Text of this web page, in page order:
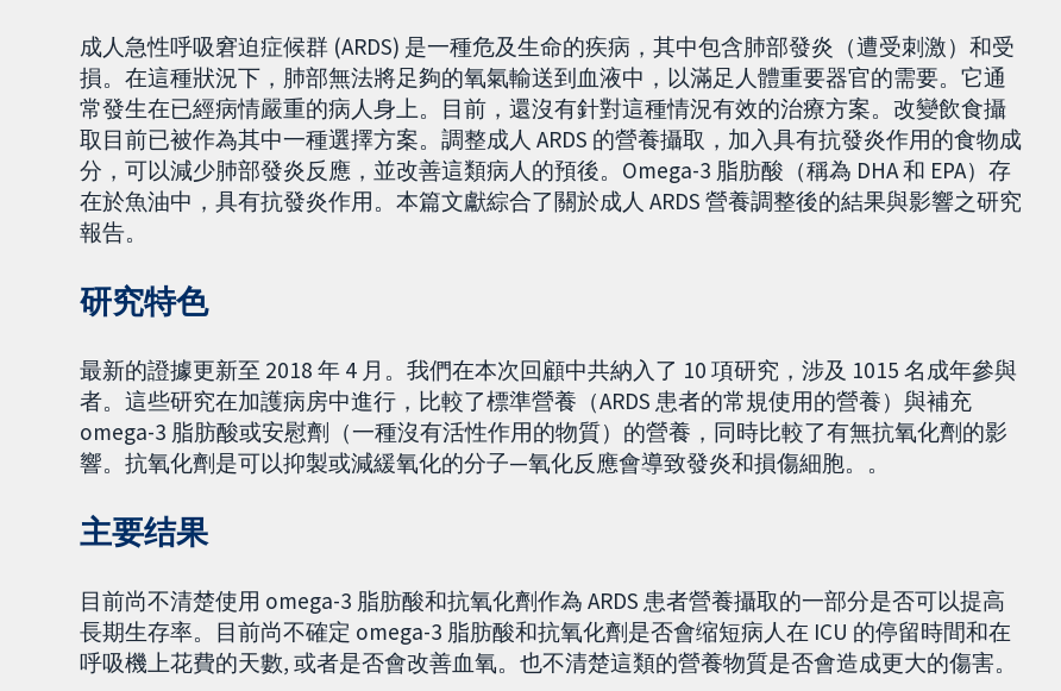
成人急性呼吸窘迫症候群 (ARDS) 是一種危及生命的疾病，其中包含肺部發炎（遭受刺激）和受
損。在這種狀況下，肺部無法將足夠的氧氣輸送到血液中，以滿足人體重要器官的需要。它通
常發生在已經病情嚴重的病人身上。目前，還沒有針對這種情況有效的治療方案。改變飲食攝
取目前已被作為其中一種選擇方案。調整成人 ARDS 的營養攝取，加入具有抗發炎作用的食物成
分，可以減少肺部發炎反應，並改善這類病人的預後。Omega-3 脂肪酸（稱為 DHA 和 EPA）存
在於魚油中，具有抗發炎作用。本篇文獻綜合了關於成人 ARDS 營養調整後的結果與影響之研究
報告。
研究特色
最新的證據更新至 2018 年 4 月。我們在本次回顧中共納入了 10 項研究，涉及 1015 名成年參與
者。這些研究在加護病房中進行，比較了標準營養（ARDS 患者的常規使用的營養）與補充
omega-3 脂肪酸或安慰劑（一種沒有活性作用的物質）的營養，同時比較了有無抗氧化劑的影
響。抗氧化劑是可以抑製或減緩氧化的分子—氧化反應會導致發炎和損傷細胞。。
主要结果
目前尚不清楚使用 omega-3 脂肪酸和抗氧化劑作為 ARDS 患者營養攝取的一部分是否可以提高
長期生存率。目前尚不確定 omega-3 脂肪酸和抗氧化劑是否會缩短病人在 ICU 的停留時間和在
呼吸機上花費的天數, 或者是否會改善血氧。也不清楚這類的營養物質是否會造成更大的傷害。